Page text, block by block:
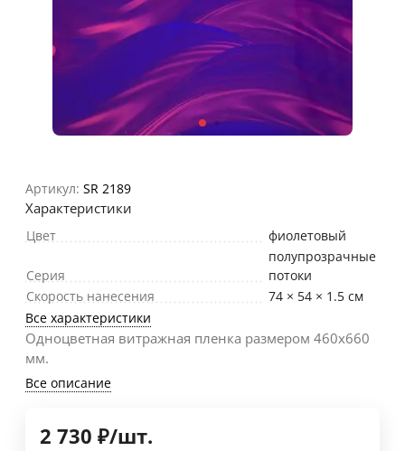
Артикул: SR 2189
Характеристики
Цвет фиолетовый
Серия
полупрозрачные
потоки
Скорость нанесения
74 × 54 × 1.5 см
Все характеристики
Одноцветная витражная пленка размером 460х660
мм.
Все описание
2 730 ₽/шт.